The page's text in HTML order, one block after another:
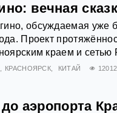
вечная
обсуждаемая уже
Проект
краем и
КРАСНОЯРСК КИТАЙ 12012
аэропорта